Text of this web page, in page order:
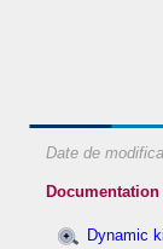
Date de
Documentation
Dynamic